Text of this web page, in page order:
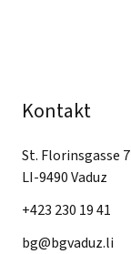
Kontakt
St. Florinsgasse 7
LI-9490 Vaduz
+423 230 19 41
bg@bgvaduz.li